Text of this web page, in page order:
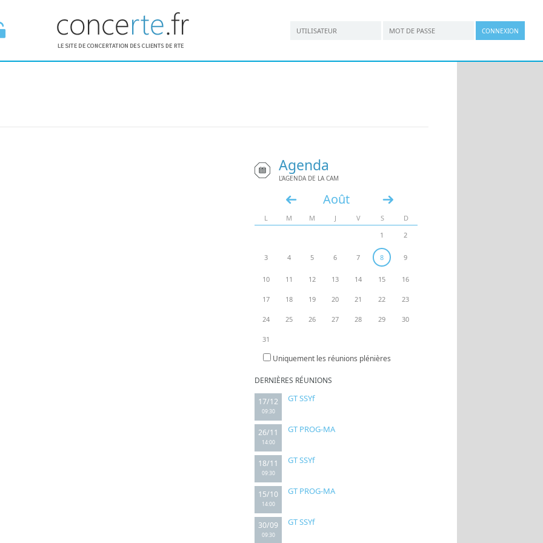
ESPACE
Agenda
L'AGENDA DE LA CAM
Août
« »
L M M J V S
D
1
2
3 4 5 6 7 8 9
10 11 12 13 14 15 16
17 18 19 20 21 22 23
24 25 26 27 28 29 30
31
Uniquement les réunions plénières
DERNIÈRES RÉUNIONS
17/12
09:30
GT SSYf
26/11
14:00
GT PROG-MA
18/11
09:30
GT SSYf
15/10
14:00
GT PROG-MA
30/09
09:30
GT SSYf